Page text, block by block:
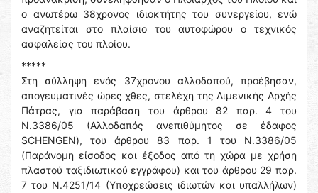
ο ανωτέρω 38χρονος ιδιοκτήτης του συνεργείου, ενώ
αναζητείται στο πλαίσιο του αυτοφώρου ο τεχνικός
ασφαλείας του πλοίου.
*****
Στη σύλληψη ενός 37χρονου αλλοδαπού, προέβησαν,
απογευματινές ώρες χθες, στελέχη της Λιμενικής Αρχής
Πάτρας, για παράβαση του άρθρου 82 παρ. 4 του
Ν.3386/05 (Αλλοδαπός ανεπιθύμητος σε έδαφος
SCHENGEN), του άρθρου 83 παρ. 1 του Ν.3386/05
(Παράνομη είσοδος και έξοδος από τη χώρα με χρήση
πλαστού ταξιδιωτικού εγγράφου) και του άρθρου 29 παρ.
7 του Ν.4251/14 (Υποχρεώσεις ιδιωτών και υπαλλήλων)